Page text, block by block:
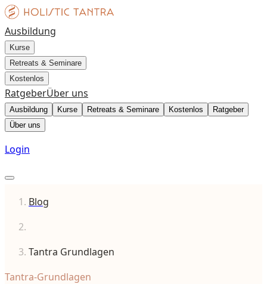
Ausbildung
Kurse
Retreats & Seminare
Kostenlos
RatgeberÜber uns
Ausbildung Kurse Retreats & Seminare Kostenlos
Ratgeber
Über uns
Login
Blog
Tantra Grundlagen
Tantra-Grundlagen